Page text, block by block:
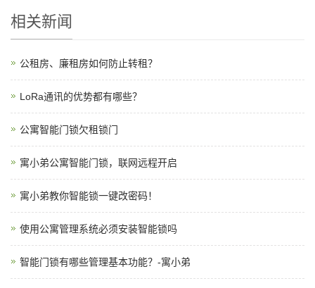
相关新闻
公租房、廉租房如何防止转租？
LoRa通讯的优势都有哪些？
公寓智能门锁欠租锁门
寓小弟公寓智能门锁，联网远程开启
寓小弟教你智能锁一键改密码！
使用公寓管理系统必须安装智能锁吗
智能门锁有哪些管理基本功能？-寓小弟